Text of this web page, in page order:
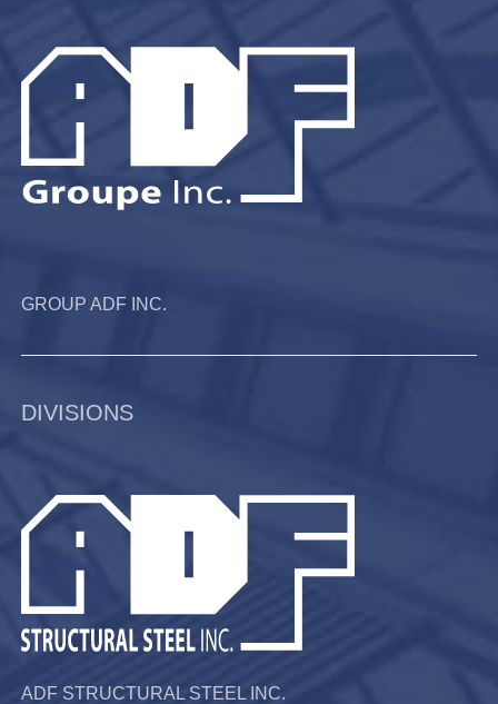
GROUP ADF INC.
DIVISIONS
ADF STRUCTURAL STEEL INC.